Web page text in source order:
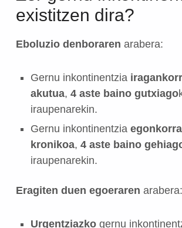
existitzen dira?
Eboluzio denboraren arabera:
Gernu inkontinentzia
akutua, 4 aste baino gutxiago
iraupenarekin.
Gernu inkontinentzia
kronikoa, 4 aste baino
iraupenarekin.
Eragiten duen egoeraren arabera:
Urgentziazkogernu